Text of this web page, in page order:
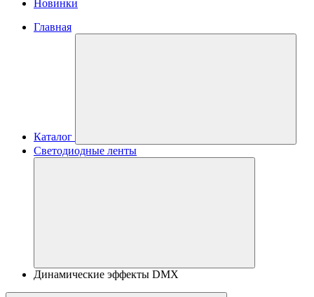
Новинки
Главная
Каталог
Светодиодные ленты
Динамические эффекты DMX